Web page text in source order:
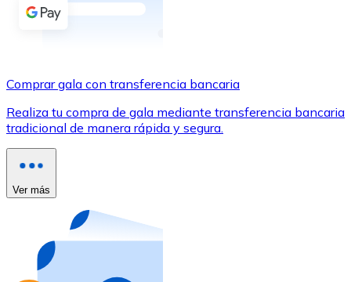
Transferencia SEPA
Utiliza tarjetas Visa y Mastercard para comprar
Comprar con tarjeta
Compra tarjetas regalo de tus marcas favoritas con
Ir a la tienda de tarjetas regalo
Comprar gala con transferencia bancaria
Realiza tu compra de gala mediante transferencia bancaria
tradicional de manera rápida y segura.
Ver más